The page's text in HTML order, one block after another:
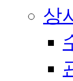
상